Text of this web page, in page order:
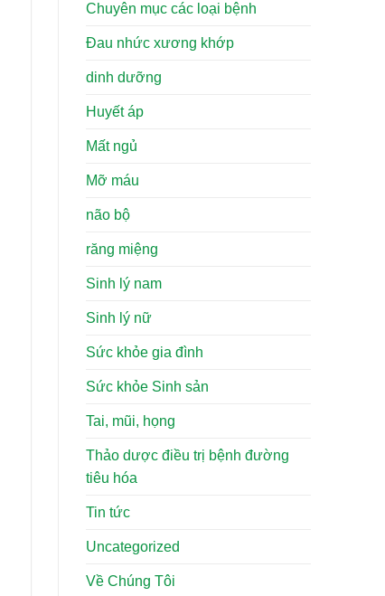
Chuyên mục các loại bệnh
Đau nhức xương khớp
dinh dưỡng
Huyết áp
Mất ngủ
Mỡ máu
não bộ
răng miệng
Sinh lý nam
Sinh lý nữ
Sức khỏe gia đình
Sức khỏe Sinh sản
Tai, mũi, họng
Thảo dược điều trị bệnh đường
tiêu hóa
Tin tức
Uncategorized
Về Chúng Tôi